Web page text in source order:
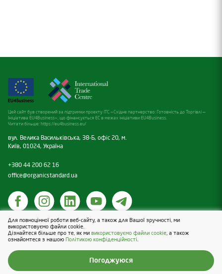
вул. Велика Васильківська, 38-Б, офіс 20, м.
Київ, 01024, Україна
Цей сайт був створений за підтримки проекту ITC «Східне партнерство: Готовність до Торгівлі —
Ініціатива EU4Business», що фінансується ЕС в межах ініціативи EU4Business.
Читати більше: https://eu4business.eu/
+380 44 200 62 16
office@organicstandard.ua
Політика щодо cookies
Політика конфіденційності
Для повноцінної роботи веб-сайту, а також для Вашої зручності, ми
використовуємо файли cookie.
Дізнайтеся більше про те, як ми використовуємо файли cookie, а також
ознайомтеся з нашою
Політикою конфіденційності.
Погоджуюся